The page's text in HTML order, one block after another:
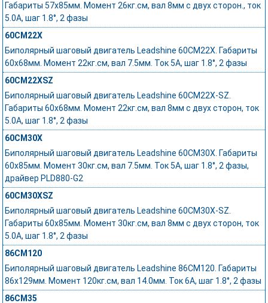
Габариты 57х85мм. Момент 26кг.см, вал 8мм с двух сторон., ток
5.0А, шаг 1.8°, 2 фазы
60CM22X
Биполярный шаговый двигатель Leadshine 60CM22X. Габариты
60x68мм. Момент 22кг.см, вал 7.5мм. Ток 5А, шаг 1.8°, 2 фазы
60CM22XSZ
Биполярный шаговый двигатель Leadshine 60CM22X-SZ.
Габариты 60х68мм. Момент 22кг.см, вал 8мм с двух сторон, ток
5.0А, шаг 1.8°, 2 фазы
60CM30X
Биполярный шаговый двигатель Leadshine 60CM30X. Габариты
60x85мм. Момент 30кг.см, вал 7.5мм. Ток 5А, шаг 1.8°, 2 фазы,
драйвер PLD880-G2
60CM30XSZ
Биполярный шаговый двигатель Leadshine 60CM30X-SZ.
Габариты 60х85мм. Момент 30кг.см, вал 8мм с двух сторон, ток
5.0А, шаг 1.8°, 2 фазы
86CM120
Биполярный шаговый двигатель Leadshine 86CM120. Габариты
86x129мм. Момент 120кг.см, вал 14.0мм. Ток 6А, шаг 1.8°, 2 фазы
86CM35